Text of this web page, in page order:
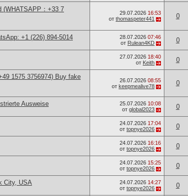
(WHATSAPP：+33 7
29.07.2026 16:53
от thomaspeter441 0
+1 (226) 894-5014 28.07.2026 07:46
от Rulean4KD 0
27.07.2026 18:40
от Keith 0
1575 3756974) Buy fake
26.07.2026 08:55
от keepmealive78 0
Ausweise 25.07.2026 10:08
от global2023 0
24.07.2026 17:04
от topnye2026 0
24.07.2026 16:16
от topnye2026 0
24.07.2026 15:25
от topnye2026 0
City, USA 24.07.2026 14:27
от topnye2026 0